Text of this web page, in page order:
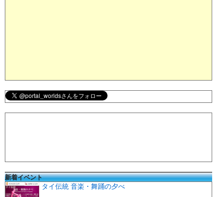
新着イベント
タイ伝統 音楽・舞踊の夕べ